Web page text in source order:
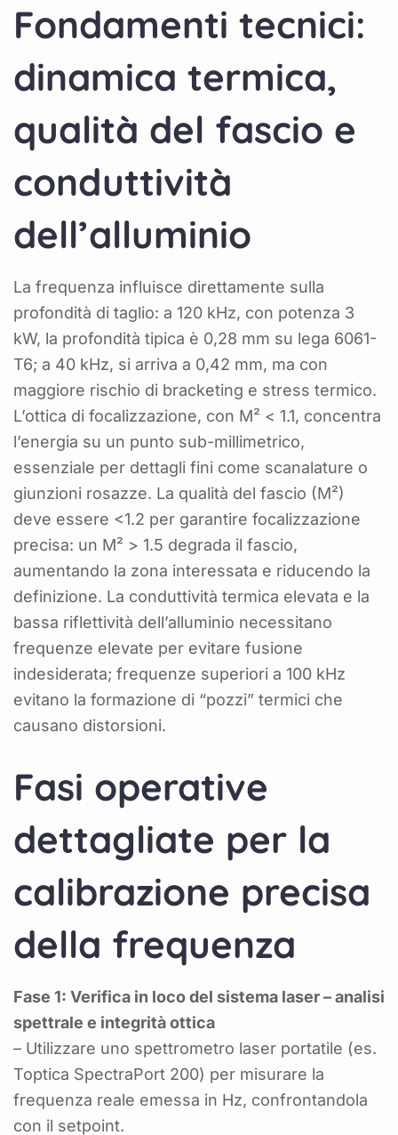
Fondamenti tecnici:
dinamica termica,
qualità del fascio e
conduttività
dell’alluminio
La frequenza influisce direttamente sulla
profondità di taglio: a 120 kHz, con potenza 3
kW, la profondità tipica è 0,28 mm su lega 6061-
T6; a 40 kHz, si arriva a 0,42 mm, ma con
maggiore rischio di bracketing e stress termico.
L’ottica di focalizzazione, con M² < 1.1, concentra
l’energia su un punto sub-millimetrico,
essenziale per dettagli fini come scanalature o
giunzioni rosazze. La qualità del fascio (M²)
deve essere <1.2 per garantire focalizzazione
precisa: un M² > 1.5 degrada il fascio,
aumentando la zona interessata e riducendo la
definizione. La conduttività termica elevata e la
bassa riflettività dell’alluminio necessitano
frequenze elevate per evitare fusione
indesiderata; frequenze superiori a 100 kHz
evitano la formazione di “pozzi” termici che
causano distorsioni.
Fasi operative
dettagliate per la
calibrazione precisa
della frequenza
Fase 1: Verifica in loco del sistema laser – analisi
spettrale e integrità ottica
– Utilizzare uno spettrometro laser portatile (es.
Toptica SpectraPort 200) per misurare la
frequenza reale emessa in Hz, confrontandola
con il setpoint.